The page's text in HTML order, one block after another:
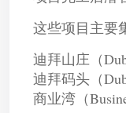
这些项目主要
迪拜山庄（
迪拜码头（
商业湾（